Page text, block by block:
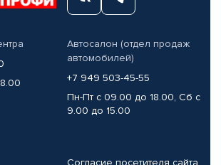
Автосалон (отдел продаж
автомобилей)
+7 949 503-45-55
Пн-Пт с 09.00 до 18.00, Сб с
9.00 до 15.00
Согласие посетителя сайта